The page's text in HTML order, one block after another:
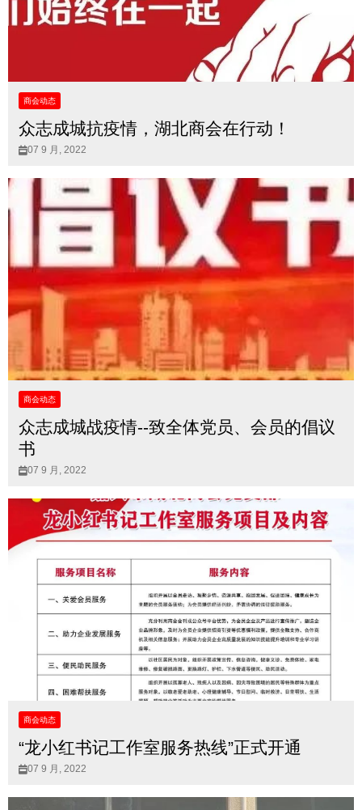
商会动态
众志成城抗疫情，湖北商会在行动！
07 9 月, 2022
商会动态
众志成城战疫情--致全体党员、会员的倡议
书
07 9 月, 2022
商会动态
“龙小红书记工作室服务热线”正式开通
07 9 月, 2022